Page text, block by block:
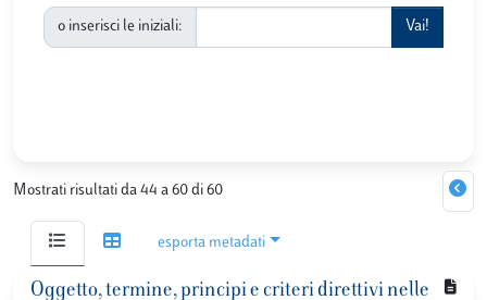
o inserisci le iniziali:
Mostrati risultati da 44 a 60 di 60
esporta metadati
Oggetto, termine, principi e criteri direttivi nelle